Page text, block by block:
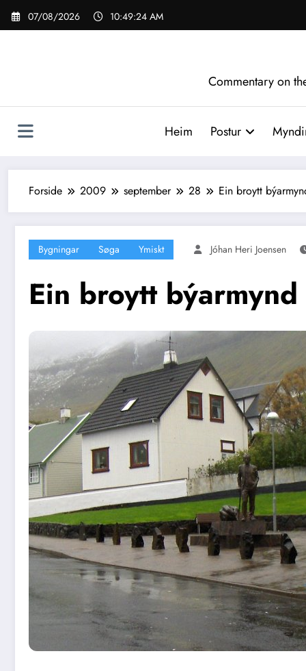
Videre
07/08/2026 10:49:26 AM
Commentary on
Heim Postur
Forside 2009 september 28 Ein broytt
Bygningar Søga Ymiskt Jóhan Heri Joensen
Ein broytt býarmynd